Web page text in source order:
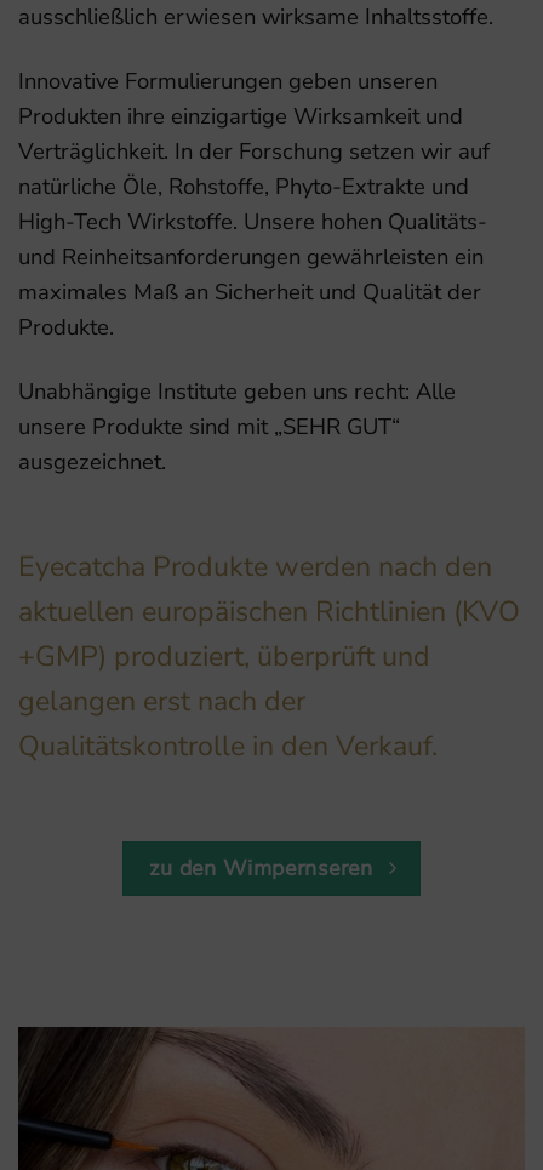
ausschließlich erwiesen wirksame Inhaltsstoffe.
Innovative Formulierungen geben unseren
Produkten ihre einzigartige Wirksamkeit und
Verträglichkeit. In der Forschung setzen wir auf
natürliche Öle, Rohstoffe, Phyto-Extrakte und
High-Tech Wirkstoffe. Unsere hohen Qualitäts-
und Reinheitsanforderungen gewährleisten ein
maximales Maß an Sicherheit und Qualität der
Produkte.
Unabhängige Institute geben uns recht: Alle
unsere Produkte sind mit „SEHR GUT“
ausgezeichnet.
Eyecatcha Produkte werden nach den
aktuellen europäischen Richtlinien (KVO
+GMP) produziert, überprüft und
gelangen erst nach der
Qualitätskontrolle in den Verkauf.
zu den Wimpernseren